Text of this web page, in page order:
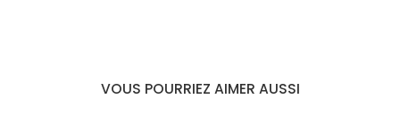
VOUS POURRIEZ AIMER AUSSI